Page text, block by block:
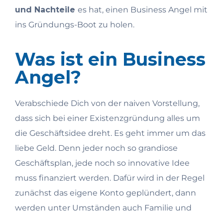
und Nachteile es hat, einen Business Angel mit
ins Gründungs-Boot zu holen.
Was ist ein Business
Angel?
Verabschiede Dich von der naiven Vorstellung,
dass sich bei einer Existenzgründung alles um
die Geschäftsidee dreht. Es geht immer um das
liebe Geld. Denn jeder noch so grandiose
Geschäftsplan, jede noch so innovative Idee
muss finanziert werden. Dafür wird in der Regel
zunächst das eigene Konto geplündert, dann
werden unter Umständen auch Familie und